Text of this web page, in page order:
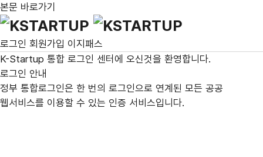
본문 바로가기
로그인 회원가입 이지패스
K-Startup 통합 로그인 센터 에 오신것을 환영합니다.
로그인 안내
정부 통합로그인은 한 번의 로그인으로 연계된 모든 공공
웹서비스를 이용할 수 있는 인증 서비스입니다.